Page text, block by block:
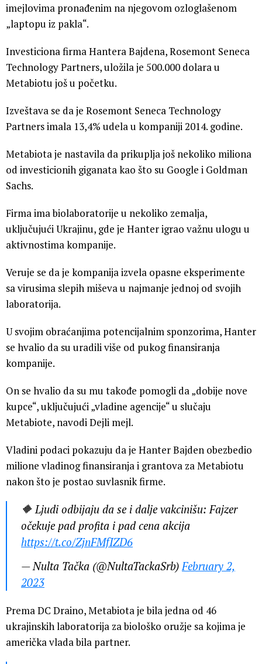
imejlovima pronađenim na njegovom ozloglašenom
„laptopu iz pakla“.
Investiciona firma Hantera Bajdena, Rosemont Seneca
Technology Partners, uložila je 500.000 dolara u
Metabiotu još u početku.
Izveštava se da je Rosemont Seneca Technology
Partners imala 13,4% udela u kompaniji 2014. godine.
Metabiota je nastavila da prikuplja još nekoliko miliona
od investicionih giganata kao što su Google i Goldman
Sachs.
Firma ima biolaboratorije u nekoliko zemalja,
uključujući Ukrajinu, gde je Hanter igrao važnu ulogu u
aktivnostima kompanije.
Veruje se da je kompanija izvela opasne eksperimente
sa virusima slepih miševa u najmanje jednoj od svojih
laboratorija.
U svojim obraćanjima potencijalnim sponzorima, Hanter
se hvalio da su uradili više od pukog finansiranja
kompanije.
On se hvalio da su mu takođe pomogli da „dobije nove
kupce“, uključujući „vladine agencije“ u slučaju
Metabiote, navodi Dejli mejl.
Vladini podaci pokazuju da je Hanter Bajden obezbedio
milione vladinog finansiranja i grantova za Metabiotu
nakon što je postao suvlasnik firme.
🔶 Ljudi odbijaju da se i dalje vakcinišu: Fajzer
očekuje pad profita i pad cena akcija
https://t.co/ZjnFMfIZD6
— Nulta Tačka (@NultaTackaSrb) February 2,
2023
Prema DC Draino, Metabiota je bila jedna od 46
ukrajinskih laboratorija za biološko oružje sa kojima je
američka vlada bila partner.